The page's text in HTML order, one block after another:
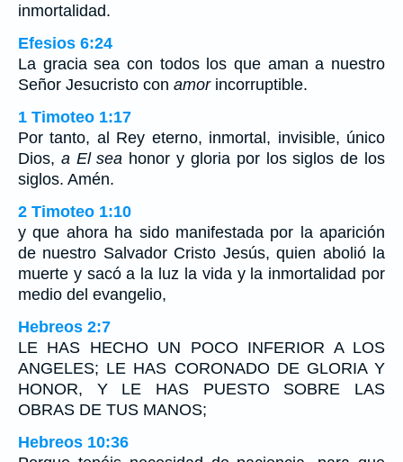
inmortalidad.
Efesios 6:24
La gracia sea con todos los que aman a nuestro
Señor Jesucristo con amorincorruptible.
1 Timoteo 1:17
Por tanto, al Rey eterno, inmortal, invisible, único
Dios, a El sea honor y gloria por los siglos de los
siglos. Amén.
2 Timoteo 1:10
y que ahora ha sido manifestada por la aparición
de nuestro Salvador Cristo Jesús, quien abolió la
muerte y sacó a la luz la vida y la inmortalidad por
medio del evangelio,
Hebreos 2:7
LE HAS HECHO UN POCO INFERIOR A LOS
ANGELES; LE HAS CORONADO DE GLORIA Y
HONOR, Y LE HAS PUESTO SOBRE LAS
OBRAS DE TUS MANOS;
Hebreos 10:36